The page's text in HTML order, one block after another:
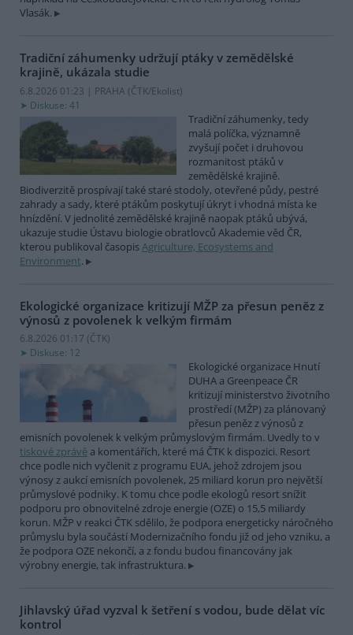
Vlasák.
Tradiční záhumenky udržují ptáky v zemědělské
krajině, ukázala studie
6.8.2026 01:23 | PRAHA (ČTK/Ekolist)
Diskuse: 41
Tradiční záhumenky, tedy
malá políčka, významně
zvyšují počet i druhovou
rozmanitost ptáků v
zemědělské krajině.
Biodiverzitě prospívají také staré stodoly, otevřené půdy, pestré
zahrady a sady, které ptákům poskytují úkryt i vhodná místa ke
hnízdění. V jednolité zemědělské krajině naopak ptáků ubývá,
ukazuje studie Ústavu biologie obratlovců Akademie věd ČR,
kterou publikoval časopisAgriculture, Ecosystems and
Environment.
Ekologické organizace kritizují MŽP za přesun peněz z
výnosů z povolenek k velkým firmám
6.8.2026 01:17 (ČTK)
Diskuse: 12
Ekologické organizace Hnutí
DUHA a Greenpeace ČR
kritizují ministerstvo životního
prostředí (MŽP) za plánovaný
přesun peněz z výnosů z
emisních povolenek k velkým průmyslovým firmám. Uvedly to v
tiskové zprávě a komentářích, které má ČTK k dispozici. Resort
chce podle nich vyčlenit z programu EUA, jehož zdrojem jsou
výnosy z aukcí emisních povolenek, 25 miliard korun pro největší
průmyslové podniky. K tomu chce podle ekologů resort snížit
podporu pro obnovitelné zdroje energie (OZE) o 15,5 miliardy
korun. MŽP v reakci ČTK sdělilo, že podpora energeticky náročného
průmyslu byla součástí Modernizačního fondu již od jeho vzniku, a
že podpora OZE nekončí, a z fondu budou financovány jak
výrobny energie, tak infrastruktura.
Jihlavský úřad vyzval k šetření s vodou, bude dělat víc
kontrol